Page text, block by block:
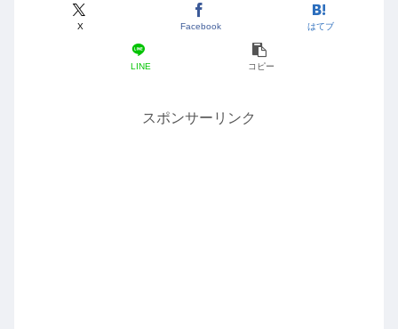
X Facebook はてブ
LINE コピー
スポンサーリンク